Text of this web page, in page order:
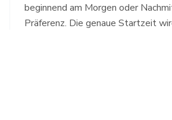
beginnend am Morgen oder
Präferenz. Die genaue Startzeit